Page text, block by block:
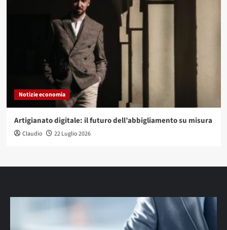
Notizie economia
Artigianato digitale: il futuro dell’abbigliamento su misura
Claudio 22 Luglio 2026